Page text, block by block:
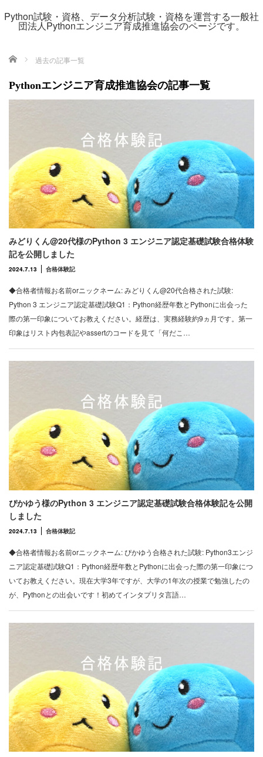
Python試験・資格、データ分析試験・資格を運営する一般社
団法人Pythonエンジニア育成推進協会のページです。
ホーム 過去の記事一覧
Pythonエンジニア育成推進協会の記事一覧
みどりくん@20代様のPython 3 エンジニア認定基礎試験合格体験
記を公開しました
2024.7.13 合格体験記
◆合格者情報お名前orニックネーム: みどりくん@20代合格された試験:
Python 3 エンジニア認定基礎試験Q1：Python経歴年数とPythonに出会った
際の第一印象についてお教えください。経歴は、実務経験約9ヵ月です。第一
印象はリスト内包表記やassertのコードを見て「何だこ…
ぴかゆう様のPython 3 エンジニア認定基礎試験合格体験記を公開
しました
2024.7.13 合格体験記
◆合格者情報お名前orニックネーム: ぴかゆう合格された試験: Python3エンジ
ニア認定基礎試験Q1：Python経歴年数とPythonに出会った際の第一印象につ
いてお教えください。現在大学3年ですが、大学の1年次の授業で勉強したの
が、Pythonとの出会いです！初めてインタプリタ言語…